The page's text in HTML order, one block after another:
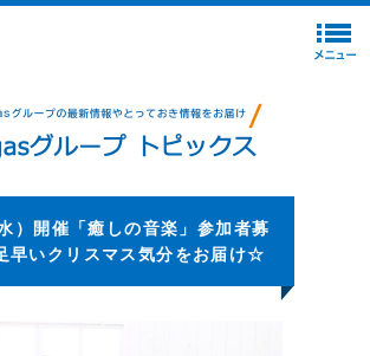
）開催「癒しの音楽」参加者募
早いクリスマス気分をお届け☆